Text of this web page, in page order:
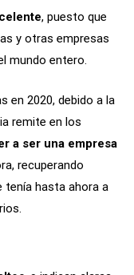
, puesto que
y otras empresas
mundo entero.
en 2020, debido a la
remite en los
a ser una empresa
recuperando
tenía hasta ahora a